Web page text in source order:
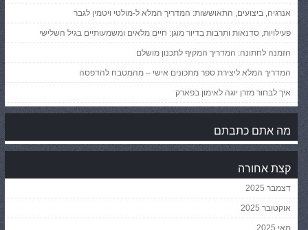
אנרגיה, ביצועים, התאוששות: המדריך המלא ל-מולטי ויטמין לגבר
פעילויות, סדנאות ותרבות בדיור מוגן: חיים מלאים ומשמעותיים בגיל השלישי
הזמנה לחתונה: המדריך המקיף לתכנון מושלם
המדריך המלא ליצירת ספר מתכונים אישי – מהמטבח להדפסה
איך לבחור מזרן יוגה לאימון בפארק
מה אתם כתבתם
קצת אחורה
דצמבר 2025
אוקטובר 2025
מאי 2025